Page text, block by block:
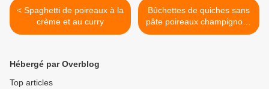
< Spaghetti de poireaux à la
crème et au curry
Bûchettes de quiches sans
pâte poireaux champignons
>
Hébergé par Overblog
Top articles